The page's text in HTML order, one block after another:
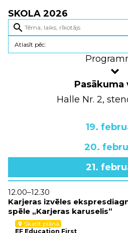
SKOLA 2026
search
Pasākuma
Halle Nr. 2,
19.
20.
21.
12.00–12.30
Karjeras izvēles
spēle „Karjeras karuselis”
location_on Skatīt plānā
EF Education First